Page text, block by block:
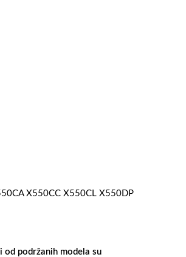
X550CC X550CL X550DP
od podržanih modela su